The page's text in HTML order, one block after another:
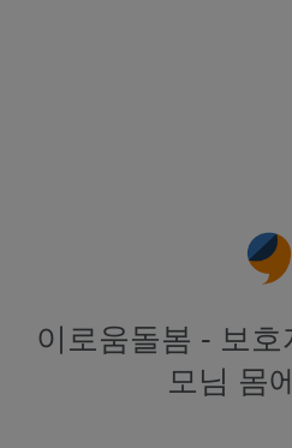
이로움돌봄 - 보
모님 몸